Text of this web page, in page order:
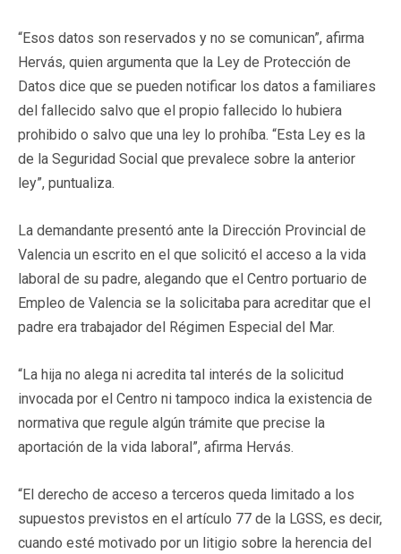
“Esos datos son reservados y no se comunican”, afirma
Hervás, quien argumenta que la Ley de Protección de
Datos dice que se pueden notificar los datos a familiares
del fallecido salvo que el propio fallecido lo hubiera
prohibido o salvo que una ley lo prohíba. “Esta Ley es la
de la Seguridad Social que prevalece sobre la anterior
ley”, puntualiza.
La demandante presentó ante la Dirección Provincial de
Valencia un escrito en el que solicitó el acceso a la vida
laboral de su padre, alegando que el Centro portuario de
Empleo de Valencia se la solicitaba para acreditar que el
padre era trabajador del Régimen Especial del Mar.
“La hija no alega ni acredita tal interés de la solicitud
invocada por el Centro ni tampoco indica la existencia de
normativa que regule algún trámite que precise la
aportación de la vida laboral”, afirma Hervás.
“El derecho de acceso a terceros queda limitado a los
supuestos previstos en el artículo 77 de la LGSS, es decir,
cuando esté motivado por un litigio sobre la herencia del